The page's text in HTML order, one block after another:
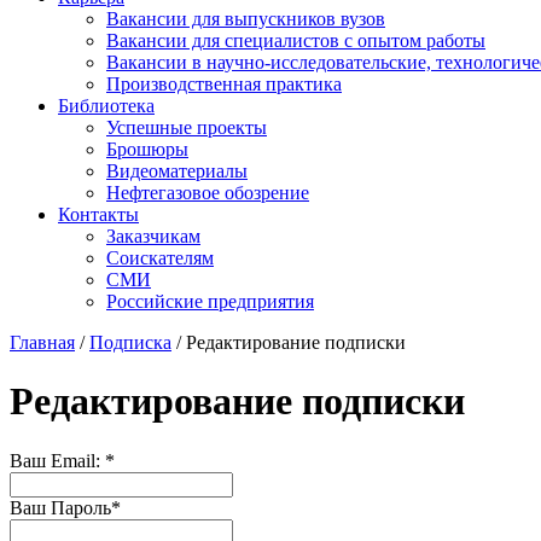
Вакансии для выпускников вузов
Вакансии для специалистов с опытом работы
Вакансии в научно-исследовательские,
Производственная практика
Библиотека
Успешные проекты
Брошюры
Видеоматериалы
Нефтегазовое обозрение
Контакты
Заказчикам
Соискателям
СМИ
Российские предприятия
Главная /Подписка / Редактирование подписки
Редактирование подписки
Ваш Email: *
Ваш Пароль*